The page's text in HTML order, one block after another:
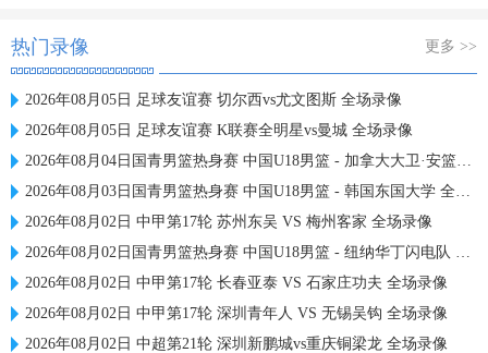
热门录像 更多 >>
2026年08月05日 足球友谊赛 切尔西vs尤文图斯 全场录像
2026年08月05日 足球友谊赛 K联赛全明星vs曼城 全场录像
2026年08月04日国青男篮热身赛 中国U18男篮 - 加拿大大卫·安篮球学院 全场录像
2026年08月03日国青男篮热身赛 中国U18男篮 - 韩国东国大学 全场录像
2026年08月02日 中甲第17轮 苏州东吴 VS 梅州客家 全场录像
2026年08月02日国青男篮热身赛 中国U18男篮 - 纽纳华丁闪电队 全场录像
2026年08月02日 中甲第17轮 长春亚泰 VS 石家庄功夫 全场录像
2026年08月02日 中甲第17轮 深圳青年人 VS 无锡吴钩 全场录像
2026年08月02日 中超第21轮 深圳新鹏城vs重庆铜梁龙 全场录像